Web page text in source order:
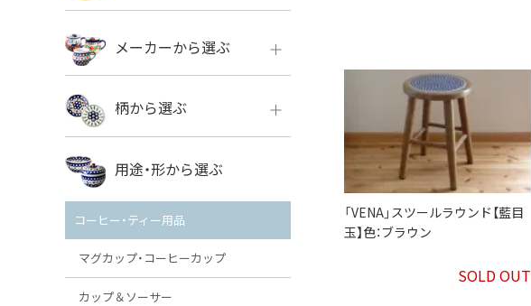
「VENA」スツールラウンド【藍目
玉】色：ブラウン
SOLD OUT
メーカーから選ぶ
ボレス
VENA
ミレナ
柄から選ぶ
ボレス
用途・形から選ぶ
コーヒー・ティー用品
マグカップ・コーヒーカップ
カップ＆ソーサー